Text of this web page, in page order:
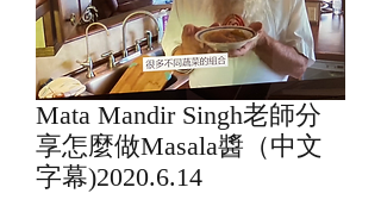
Mata Mandir Singh老師分
享怎麼做Masala醬（中文
字幕)2020.6.14